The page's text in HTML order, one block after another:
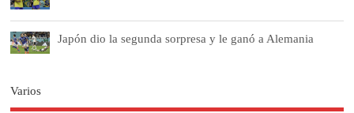
Japón dio la segunda sorpresa y le ganó a Alemania
Varios